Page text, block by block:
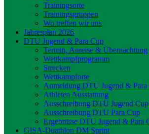
Trainingsorte
Trainingsgruppen
Wo treffen wir uns
Jahresplan 2026
DTU Jugend & Para Cup
Termin, Anreise & Übernachtung
Wettkampfprogramm
Strecken
Wettkampforte
Anmeldung DTU Jugend & Para
Athleten Ausstattung
Ausschreibung DTU Jugend Cup
Ausschreibung DTU Para Cup
Ergebnisse DTU Jugend & Para
GISA-Duathlon DM Sprint